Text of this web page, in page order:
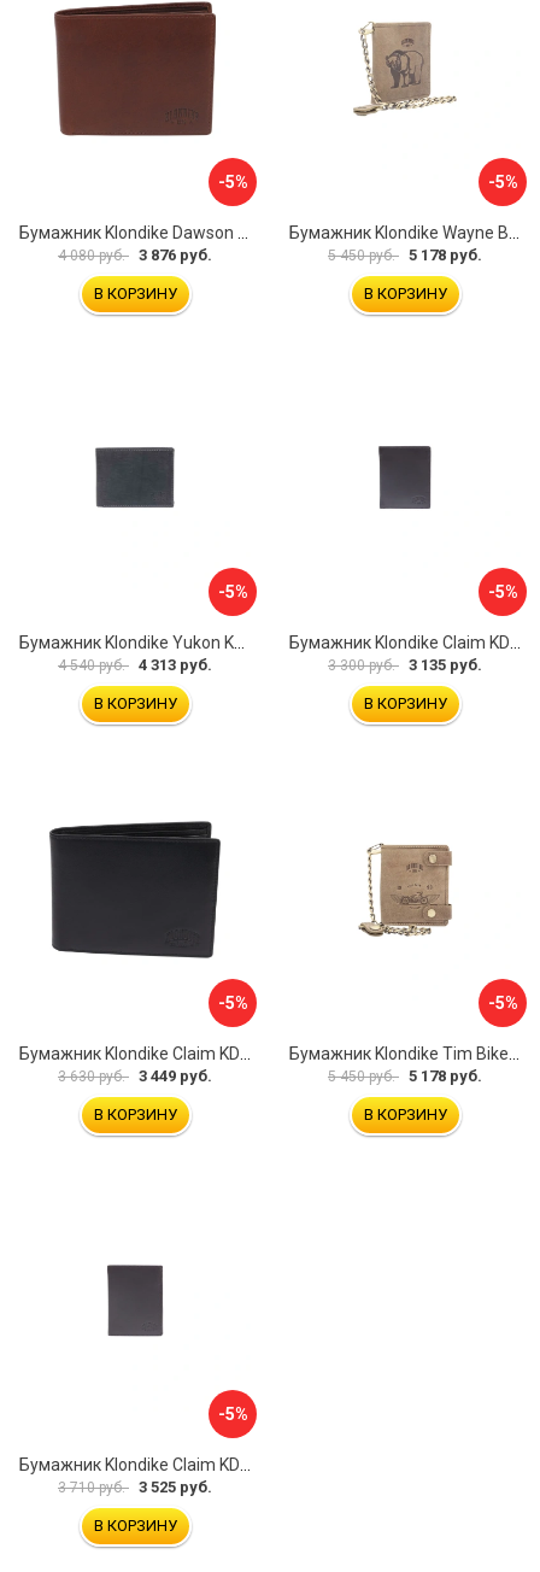
-5%
4 080 руб. 3 876 руб.
В КОРЗИНУ
-5%
5 450 руб. 5 178 руб.
В КОРЗИНУ
-5%
Бумажник Klondike Yukon KD1112-01
4 540 руб. 4 313 руб.
В КОРЗИНУ
-5%
Бумажник Klondike Claim KD1102-03
3 300 руб. 3 135 руб.
В КОРЗИНУ
-5%
3 630 руб. 3 449 руб.
В КОРЗИНУ
-5%
5 450 руб. 5 178 руб.
В КОРЗИНУ
-5%
3 710 руб. 3 525 руб.
В КОРЗИНУ